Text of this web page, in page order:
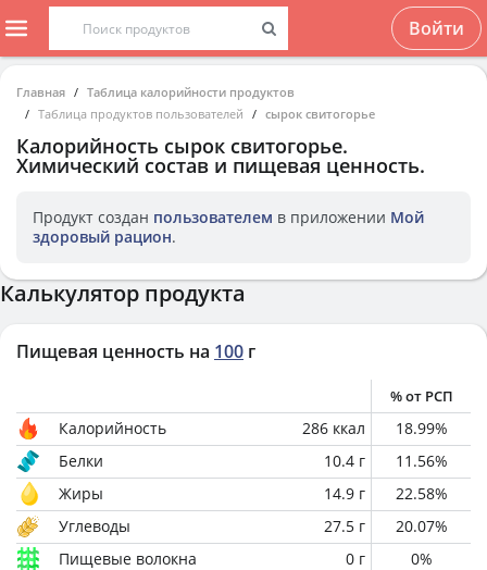
Войти
Главная
Таблица калорийности продуктов
Таблица продуктов пользователей
сырок свитогорье
Калорийность сырок свитогорье.
Химический состав и пищевая ценность.
Продукт создан пользователем в приложении Мой
здоровый рацион.
Калькулятор продукта
Пищевая ценность на 100 г
% от РСП
Калорийность 286 ккал 18.99%
Белки
10.4 г 11.56%
Жиры
14.9 г 22.58%
Углеводы
27.5 г 20.07%
Пищевые волокна
0 г 0%